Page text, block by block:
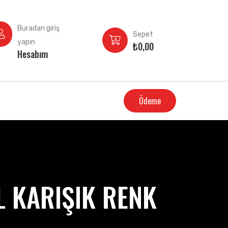
Buradan giriş
yapın
Hesabım
Sepet
₺0,00
Ödeme
KARIŞIK RENK